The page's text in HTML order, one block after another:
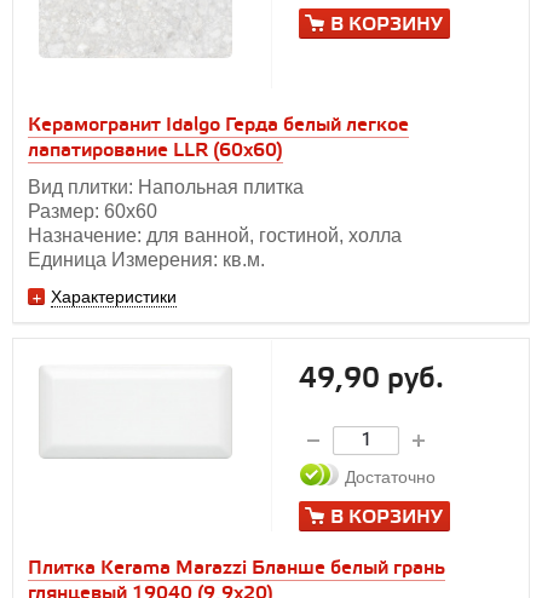
Керамогранит Idalgo Герда белый легкое
лапатирование LLR (60х60)
Вид плитки: Напольная плитка
Размер: 60х60
Назначение: для ванной, гостиной, холла
Единица Измерения: кв.м.
Характеристики
В КОРЗИНУ
Плитка Kerama Marazzi Бланше белый грань
49,90 руб.
Достаточно
В КОРЗИНУ